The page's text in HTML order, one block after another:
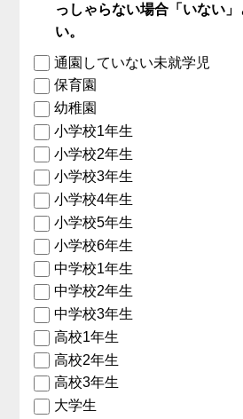
っしゃらない場合「いない
い。
通園していない未就学児
保育園
幼稚園
小学校1年生
小学校2年生
小学校3年生
小学校4年生
小学校5年生
小学校6年生
中学校1年生
中学校2年生
中学校3年生
高校1年生
高校2年生
高校3年生
大学生